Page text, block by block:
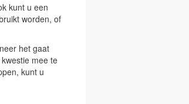
kunt u een
worden, of
het gaat
mee te
kunt u